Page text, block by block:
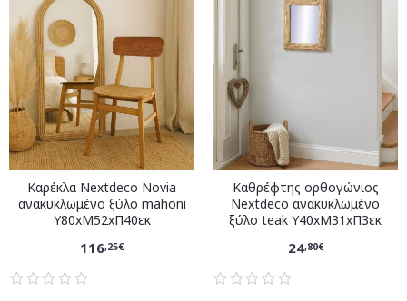
Καρέκλα Nextdeco Novia
ανακυκλωμένο ξύλο mahoni
Υ80xM52xΠ40εκ
116,25€
Καθρέφτης ορθογώνιος
Nextdeco ανακυκλωμένο
ξύλο teak Υ40xM31xΠ3εκ
24,80€